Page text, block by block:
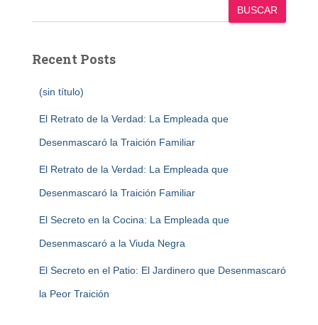
BUSCAR
Recent Posts
(sin título)
El Retrato de la Verdad: La Empleada que
Desenmascaró la Traición Familiar
El Retrato de la Verdad: La Empleada que
Desenmascaró la Traición Familiar
El Secreto en la Cocina: La Empleada que
Desenmascaró a la Viuda Negra
El Secreto en el Patio: El Jardinero que Desenmascaró
la Peor Traición